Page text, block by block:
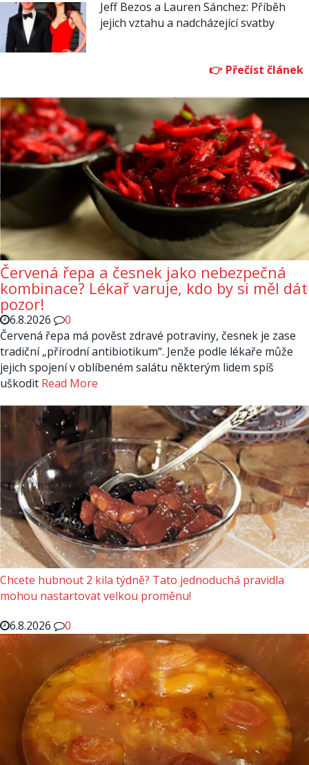
Jeff Bezos a Lauren Sánchez: Příběh
jejich vztahu a nadcházející svatby
Červená řepa a česnek jako nebezpečná
kombinace? Lékař varuje, kdo by si měl dát
pozor!
6.8.2026
0
Červená řepa má pověst zdravé potraviny, česnek je zase
tradiční „přírodní antibiotikum“. Jenže podle lékaře může
jejich spojení v oblíbeném salátu některým lidem spíš
uškodit Read More
Chcete hubnout 2 kila týdně? Tato jednoduchá pravidla
mohou nastartovat velkou proměnu!
6.8.2026
0